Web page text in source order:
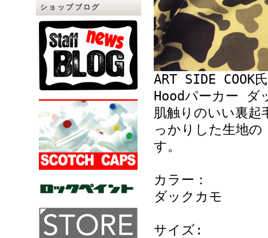
ショップブログ
ART SIDE
Hoodパーカー ダ
肌触りのいい裏
っかりした生地
す。
カラー：
ダックカモ
サイズ: